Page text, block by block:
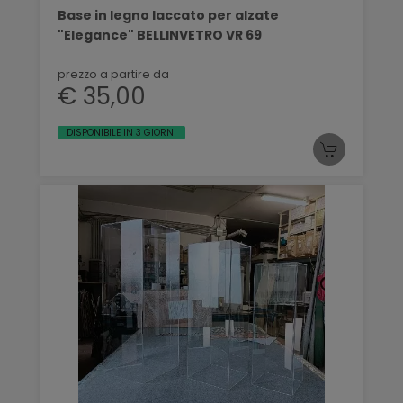
Base in legno laccato per alzate
"Elegance" BELLINVETRO VR 69
prezzo a partire da
€ 35,00
DISPONIBILE IN 3 GIORNI